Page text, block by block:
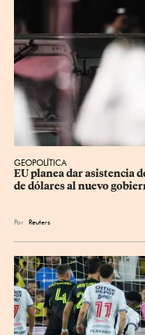
GEOPOLÍTICA
EU planea dar asistencia
de dólares al nuevo
Por Reuters